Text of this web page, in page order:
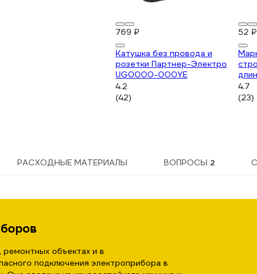
769 ₽
Катушка без провода и
розетки Партнер-Электро
UG0000-000YE
4.2
(42)
52 ₽
4.7
(23)
РАСХОДНЫЕ МАТЕРИАЛЫ ВОПРОСЫ 2
объектах и в
подключения электроприбора в